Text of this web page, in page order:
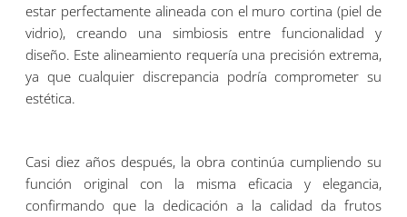
estar perfectamente alineada con el muro cortina (piel de
vidrio), creando una simbiosis entre funcionalidad y
diseño. Este alineamiento requería una precisión extrema,
ya que cualquier discrepancia podría comprometer su
estética.
Casi diez años después, la obra continúa cumpliendo su
función original con la misma eficacia y elegancia,
confirmando que la dedicación a la calidad da frutos